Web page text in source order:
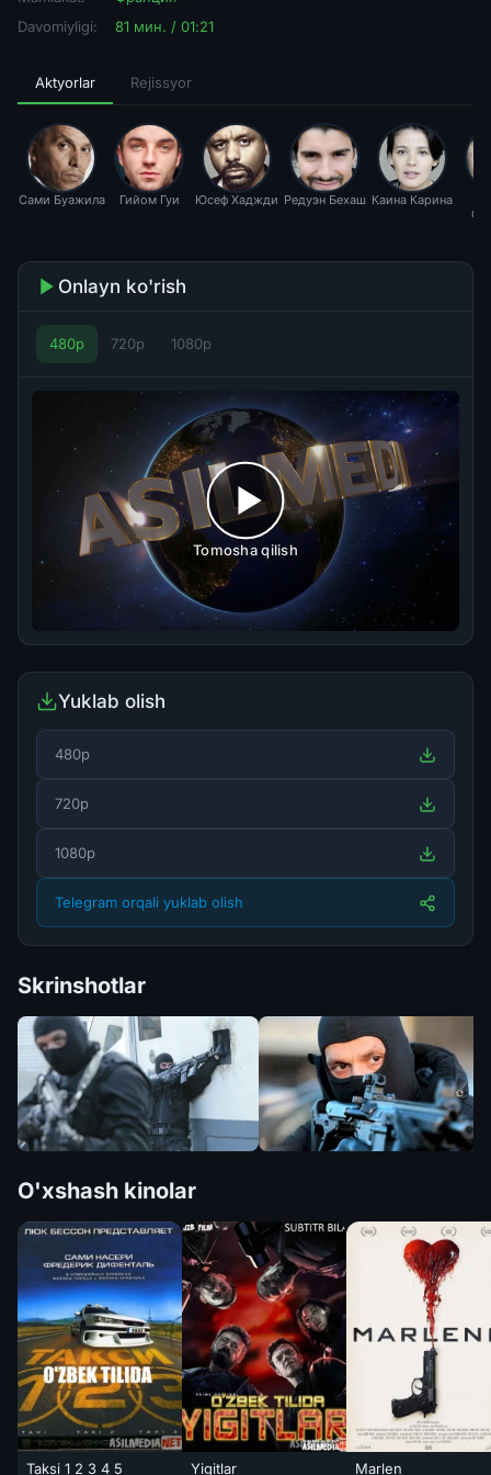
Davomiyligi:
81 мин. / 01:21
Aktyorlar Rejissyor
Сами Буажила Гийом Гуи Юсеф Хаджди Редуэн Бехаш Каина Карина
Onlayn ko'rish
480p 720p 1080p
Tomosha qilish
Yuklab olish
480p
720p
1080p
Telegram orqali yuklab olish
Skrinshotlar
O'xshash kinolar
Taksi 1 2 3 4 5
Yigitlar
Marlen